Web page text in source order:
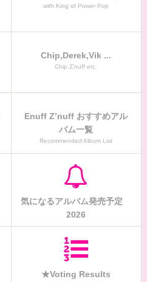
with King of Power Pop
Chip,Derek,Vik ...
Chip Z’nuff etc.
Enuff Z’nuff おすすめアル
バム一覧
Recommended Album List
気になるアルバム発売予定
2026
★Voting Results